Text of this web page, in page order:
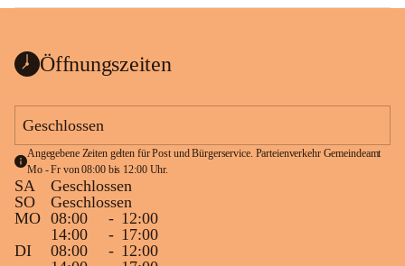
Öffnungszeiten
Geschlossen
Angegebene Zeiten gelten für Post und Bürgerservice. Parteienverkehr Gemeindeamt
Mo - Fr von 08:00 bis 12:00 Uhr.
SA
Geschlossen
SO
Geschlossen
MO 08:00 - 12:00
14:00
- 17:00
DI
08:00 - 12:00